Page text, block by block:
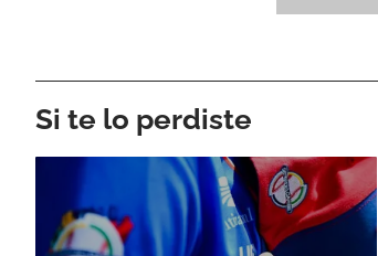
Si te lo perdiste